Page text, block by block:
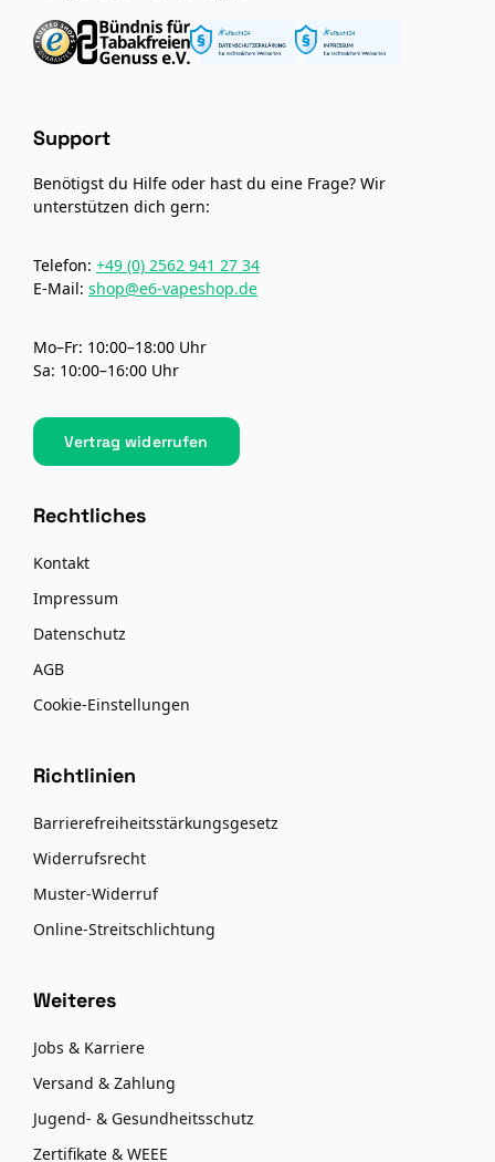
Support
Benötigst du Hilfe oder hast du eine Frage? Wir
unterstützen dich gern:
Telefon: +49 (0) 2562 941 27 34
E-Mail: shop@e6-vapeshop.de
Mo–Fr: 10:00–18:00 Uhr
Sa: 10:00–16:00 Uhr
Vertrag widerrufen
Rechtliches
Kontakt
Impressum
Datenschutz
AGB
Cookie-Einstellungen
Richtlinien
Barrierefreiheitsstärkungsgesetz
Widerrufsrecht
Muster-Widerruf
Online-Streitschlichtung
Weiteres
Jobs & Karriere
Versand & Zahlung
Jugend- & Gesundheitsschutz
Zertifikate & WEEE